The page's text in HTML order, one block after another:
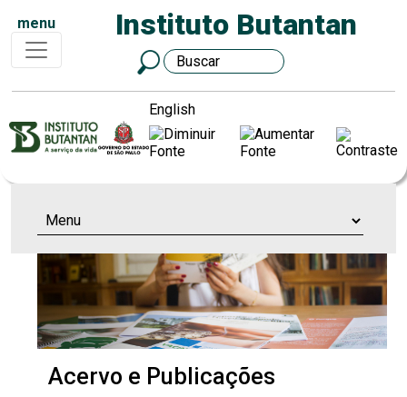
menu Instituto Butantan
English
Acervo e Publicações